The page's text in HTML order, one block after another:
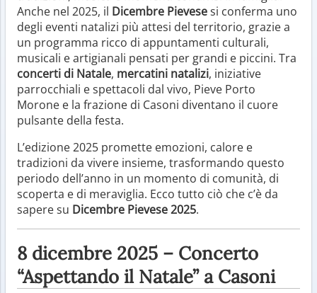
Anche nel 2025, il Dicembre Pievesesi conferma uno
degli eventi natalizi più attesi del territorio, grazie a
un programma ricco di appuntamenti culturali,
musicali e artigianali pensati per grandi e piccini. Tra
concerti di Natale, mercatini natalizi, iniziative
parrocchiali e spettacoli dal vivo, Pieve Porto
Morone e la frazione di Casoni diventano il cuore
pulsante della festa.
L’edizione 2025 promette emozioni, calore e
tradizioni da vivere insieme, trasformando questo
periodo dell’anno in un momento di comunità, di
scoperta e di meraviglia. Ecco tutto ciò che c’è da
sapere su Dicembre Pievese 2025.
8 dicembre 2025 – Concerto
“Aspettando il Natale” a Casoni